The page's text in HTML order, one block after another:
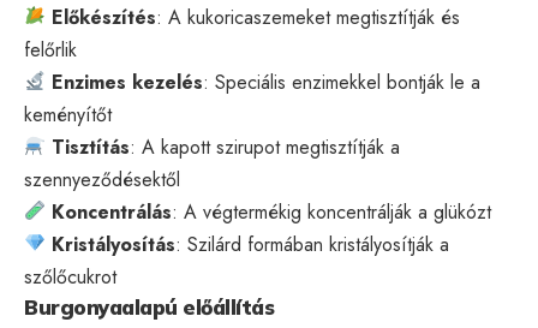
Előkészítés: A kukoricaszemeket megtisztítják és
felőrlik
Enzimes kezelés: Speciális enzimekkel bontják le a
keményítőt
Tisztítás: A kapott szirupot megtisztítják a
szennyeződésektől
Koncentrálás: A végtermékig koncentrálják a glükózt
Kristályosítás: Szilárd formában kristályosítják a
szőlőcukrot
Burgonyaalapú előállítás